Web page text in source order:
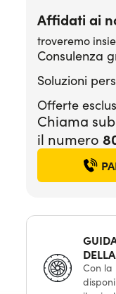
Affidati ai
troveremo
Consulenza
Soluzioni
Offerte
Chiama
il numero
Con la